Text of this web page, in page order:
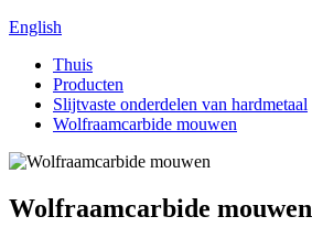
English
Thuis
Producten
Slijtvaste onderdelen van hardmetaal
Wolfraamcarbide mouwen
Wolfraamcarbide mouwen